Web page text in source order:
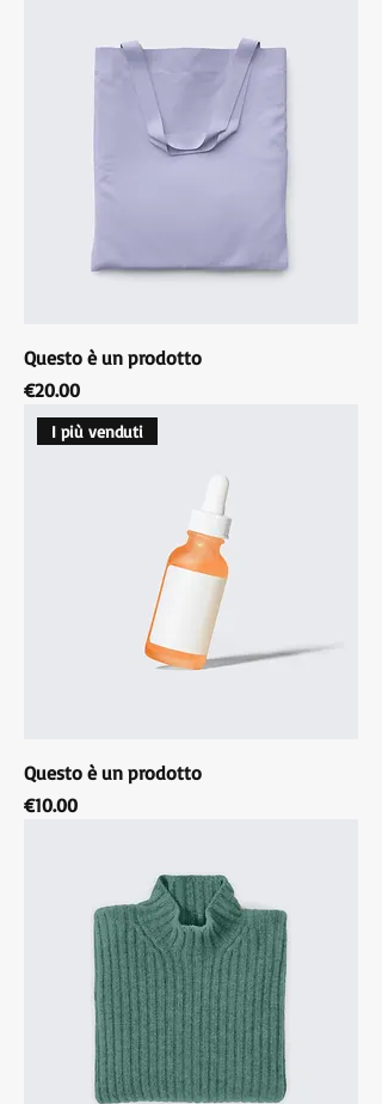
Questo è un prodotto
Price
€20.00
I più venduti
Questo è un prodotto
Price
€10.00